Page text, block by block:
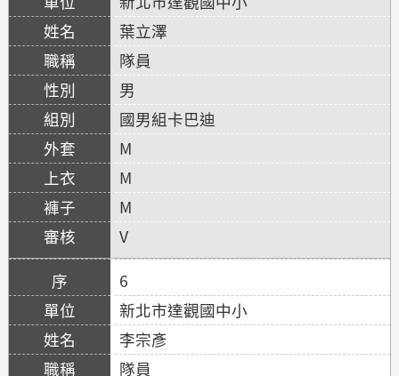
葉立澤
隊員
男
國男組卡巴迪
M
M
M
V
6
新北市達觀國中小
李宗彥
隊員